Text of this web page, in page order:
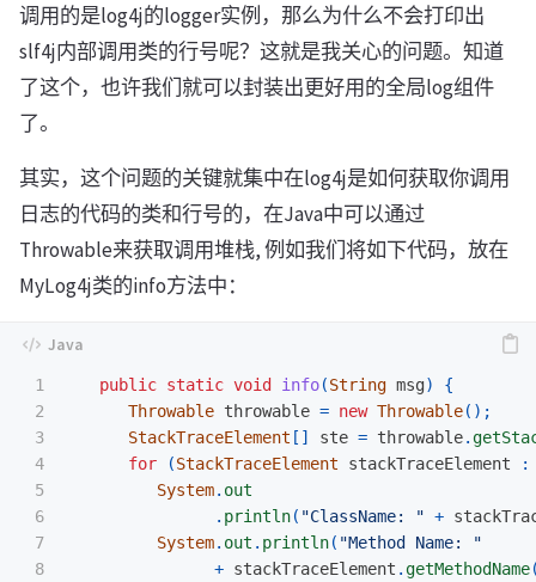
调用的是log4j的logger实例，那么为什么不会打印出
slf4j内部调用类的行号呢？这就是我关心的问题。知道
了这个，也许我们就可以封装出更好用的全局log组件
了。
其实，这个问题的关键就集中在log4j是如何获取你调用
日志的代码的类和行号的，在Java中可以通过
Throwable来获取调用堆栈, 例如我们将如下代码，放在
MyLog4j类的info方法中：
1
2
3
4
5
6
7
8
public static void info(String msg)
{
Throwable throwable = new Throwable();
StackTraceElement [] ste = throwable.
for
(StackTraceElement stackTraceElement
:
System. out
. println( "ClassName: " +
System. out . println( "Method Name: "
+ stackTraceElement .getMethodName